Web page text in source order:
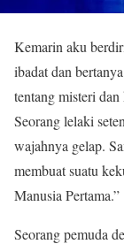
Kemarin aku
ibadat dan
tentang misteri
Seorang lelaki
wajahnya gelap.
membuat suatu
Manusia Pertama.”
Seorang pemuda